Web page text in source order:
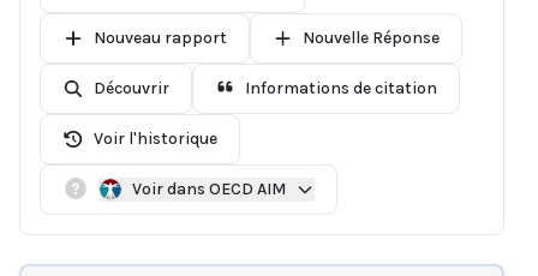
Nouveau rapport Nouvelle Réponse
Découvrir Informations de citation
Voir l'historique
Voir dans OECD AIM